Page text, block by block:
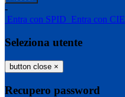
-
Entra con SPID Entra con CIE
Seleziona utente
button close ×
Recupero password